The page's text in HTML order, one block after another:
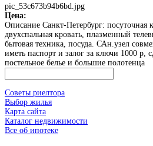
pic_53c673b94b6bd.jpg
Цена:
Описание Санкт-Петербург: посуточная
двухспальная кровать, плазменный
бытовая техника, посуда. САн.узел
иметь паспорт и залог за ключи 1000 р,
постельное белье и большие полотенца
Советы риелтора
Выбор жилья
Карта сайта
Каталог недвижимости
Все об ипотеке